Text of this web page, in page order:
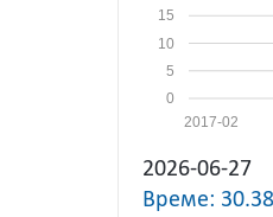
0
5
10
15
2017-02
2026-06-27
Време: 30.38